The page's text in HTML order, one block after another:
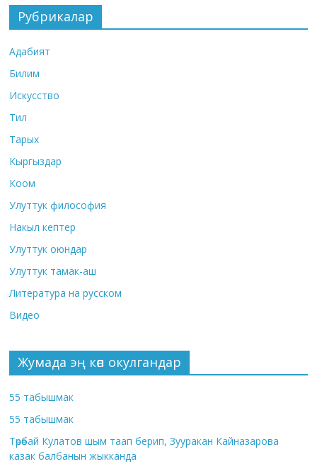
Рубрикалар
Адабият
Билим
Искусство
Тил
Тарых
Кыргыздар
Коом
Улуттук философия
Накыл кептер
Улуттук оюндар
Улуттук тамак-аш
Литература на русском
Видео
Жумада эң көп окулгандар
55 табышмак
55 табышмак
Төрөбай Кулатов шым таап берип, Зууракан Кайназарова
казак балбанын жыкканда